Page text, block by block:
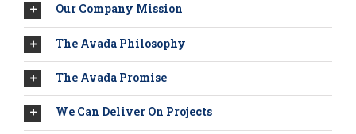
Our Company Mission
The Avada Philosophy
The Avada Promise
We Can Deliver On Projects